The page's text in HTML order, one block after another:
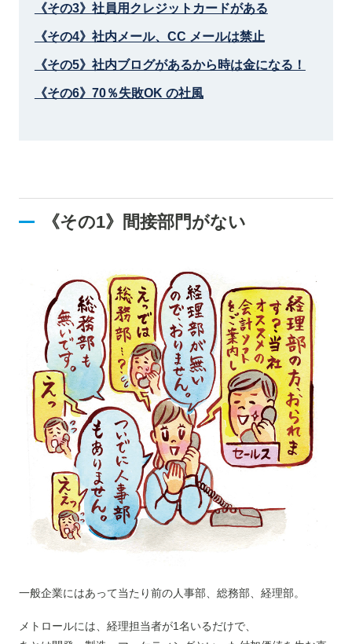
《その3》社員用クレジットカードがある
《その4》社内メール、CC メールは禁止
《その5》社内ブログがあるから時は金になる！
《その6》70％失敗OK の社風
《その1》間接部門がない
一般企業にはあって当たり前の人事部、総務部、経理部。
メトロールには、経理担当者が1名いるだけで、